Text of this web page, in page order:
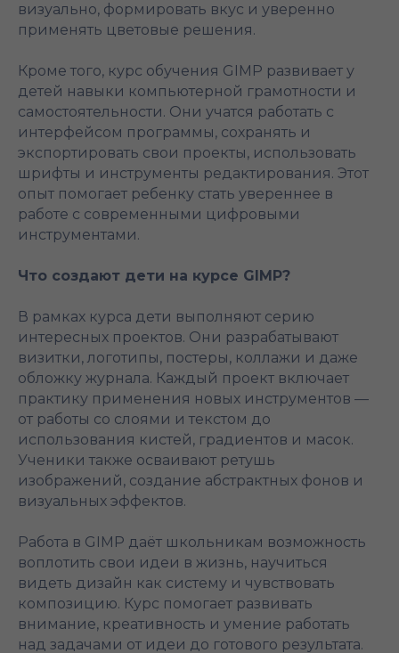
визуально, формировать вкус и уверенно
применять цветовые решения.
Кроме того, курс обучения GIMP развивает у
детей навыки компьютерной грамотности и
самостоятельности. Они учатся работать с
интерфейсом программы, сохранять и
экспортировать свои проекты, использовать
шрифты и инструменты редактирования. Этот
опыт помогает ребенку стать увереннее в
работе с современными цифровыми
инструментами.
Что создают дети на курсе GIMP?
В рамках курса дети выполняют серию
интересных проектов. Они разрабатывают
визитки, логотипы, постеры, коллажи и даже
обложку журнала. Каждый проект включает
практику применения новых инструментов —
от работы со слоями и текстом до
использования кистей, градиентов и масок.
Ученики также осваивают ретушь
изображений, создание абстрактных фонов и
визуальных эффектов.
Работа в GIMP даёт школьникам возможность
воплотить свои идеи в жизнь, научиться
видеть дизайн как систему и чувствовать
композицию. Курс помогает развивать
внимание, креативность и умение работать
над задачами от идеи до готового результата.